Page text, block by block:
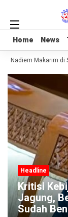
Home News
Home News
Nadiem Makarim di
Headline
Kritisi
Jagung,
Sudah